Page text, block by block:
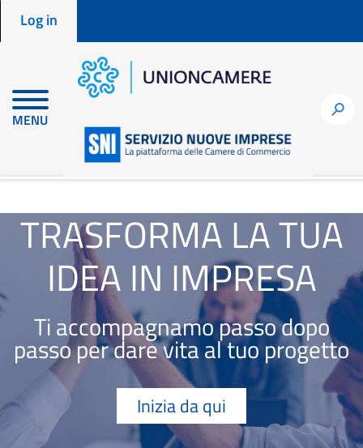
content
Menu profilo utente
Log in
MENU
h
en node
TRASFORMA LA TUA
IDEA IN IMPRESA
Ti accompagnamo passo dopo
passo per dare vita al tuo progetto
Inizia da qui